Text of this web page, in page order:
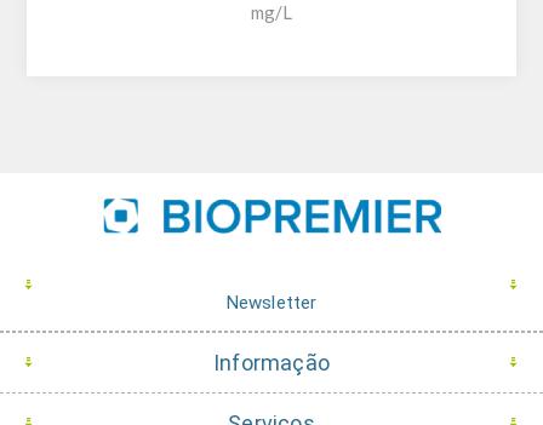
mg/L
Newsletter
Informação